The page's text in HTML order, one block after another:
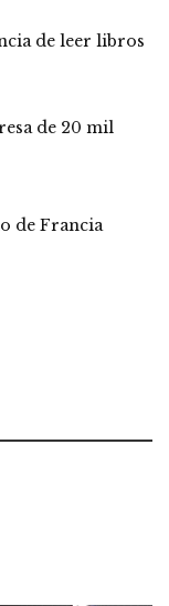
de leer libros
de 20 mil
de Francia